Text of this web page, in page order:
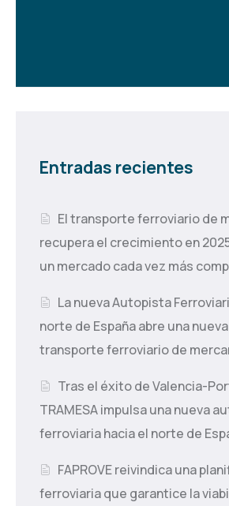
Entradas recientes
El transporte ferroviario de
recupera el crecimiento en
un mercado cada vez más
La nueva Autopista
norte de España abre una
transporte ferroviario de
Tras el éxito de Valencia-
TRAMESA impulsa una nueva
ferroviaria hacia el norte de
FAPROVE reivindica una
ferroviaria que garantice la